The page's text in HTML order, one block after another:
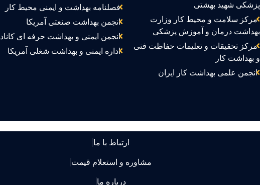
پزشکی شهید بهشتی
مرکز سلامت و محیط کار وزارت
بهداشت درمان و آموزش پزشکی
مرکز تحقیقات و تعلیمات حفاظت فنی
و بهداشت کار
انجمن علمی بهداشت کار ایران
فصلنامه بهداشت و ایمنی محیط کار
انجمن بهداشت صنعتی آمریکا
انجمن ایمنی و بهداشت حرفه ای کانادا
اداره ایمنی و بهداشت شغلی آمریکا
ارتباط با ما
مشاوره و استعلام قیمت
درباره ما